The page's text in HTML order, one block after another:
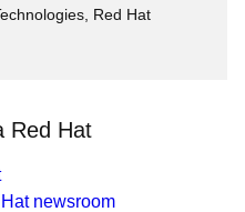
Red Hat
Red Hat
newsroom